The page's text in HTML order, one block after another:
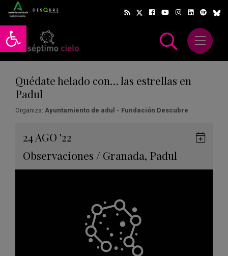
Abrir barra de herramientas
Abrir
Quédate helado con… las estrellas en
Padul
Organiza: Ayuntamiento de adul - Fundación Descubre
24AGO '22
Observaciones / Granada, Padul